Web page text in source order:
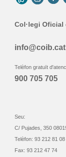
Col·legi Oficial
info@coib.cat
Telèfon gratuït
900 705 705
Seu:
C/ Pujades, 350
Telèfon: 93 212 81 08
Fax: 93 212 47 74